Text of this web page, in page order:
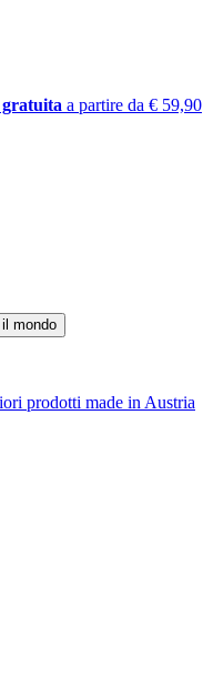
a partire da € 59,90
prodotti made in Austria